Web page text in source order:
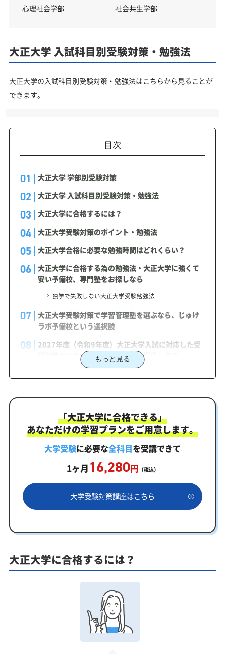
心理社会学部 社会共生学部
大正大学 入試科目別受験対策・勉強法
大正大学の入試科目別受験対策・勉強法はこちらから見ることが
できます。
目次
大正大学 学部別受験対策
大正大学 入試科目別受験対策・勉強法
大正大学に合格するには？
大正大学受験対策のポイント・勉強法
大正大学合格に必要な勉強時間はどれくらい？
大正大学に合格する為の勉強法・大正大学に強くて
安い予備校、専門塾をお探しなら
独学で失敗しない大正大学受験勉強法
大正大学受験対策で学習管理塾を選ぶなら、じゅけ
ラボ予備校という選択肢
2027年度（令和9年度）大正大学入試に対応した受
験対策カリキュラム・学習計画を提供します
まずはあなたの弱点をしっかり把握現状分析テスト
あなただけの学習計画だから成果が出る！大正大学合格
に向けた受験対策カリキュラム
学習効果をしっかり確認定着度テスト
一人でも安心、学習相談
あなたにピッタリ合った「大正大学対策のオーダー
メイドカリキュラム」から得られる成果とは？
カリキュラムや料金についてお気軽にご相談くださ
大正大学受験専門のオンライン家庭教師「いつでも
クイック指導」もご用意
【2027年度】大学入学共通テスト対策！2026年度
2026年度共通テストの総括：難関大志望者には厳しい戦
科目別分析と最新トレンド
もっと見る
「大正大学に合格できる」
あなただけの学習プランをご用意します。
大学受験に必要な全科目を受講できて
1ヶ月 16,280円 （税込）
大学受験対策講座はこちら
大正大学に合格するには？